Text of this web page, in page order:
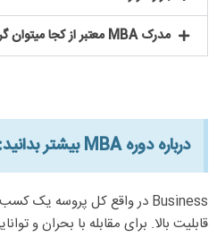
مدرک MBA معتبر از کجا میتوان گرفت؟
درباره دوره MBA بیشتر بدانید:​
قابلیت بالا. برای مقابله با بحران و